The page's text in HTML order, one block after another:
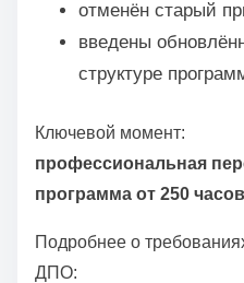
отменён старый
введены
структуре
Ключевой момент:
профессиональная
программа от 250 часов
Подробнее о
ДПО: